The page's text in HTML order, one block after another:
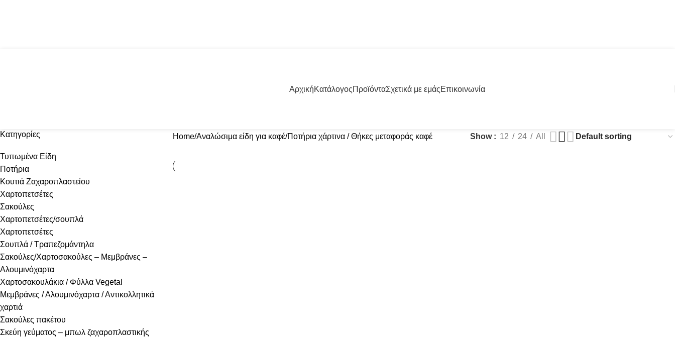
ΑρχικήΚατάλογοςΠροϊόνταΣχετικά με εμάςΕπικοινωνία
Κατηγορίες
Τυπωμένα Είδη
Ποτήρια
Κουτιά Ζαχαροπλαστείου
Χαρτοπετσέτες
Σακούλες
Χαρτοπετσέτες/σουπλά
Χαρτοπετσέτες
Σουπλά / Τραπεζομάντηλα
Σακούλες/Χαρτοσακούλες – Μεμβράνες –
Αλουμινόχαρτα
Χαρτοσακουλάκια / Φύλλα Vegetal
Μεμβράνες / Αλουμινόχαρτα / Αντικολλητικά
χαρτιά
Σακούλες πακέτου
Σκεύη γεύματος – μπωλ ζαχαροπλαστικής
Home Αναλώσιμα είδη για καφέ Ποτήρια χάρτινα / Θήκες μεταφοράς καφέ Show 12 24 All